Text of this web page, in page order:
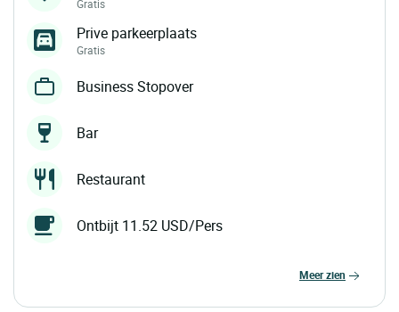
Gratis
Prive parkeerplaats
Gratis
Business Stopover
Bar
Restaurant
Ontbijt 11.52 USD/Pers
meer zien